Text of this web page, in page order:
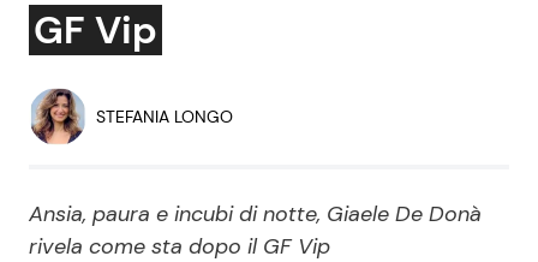
Dal Mondo
Economia
Persone Scomparse
Politica Reality e Talent
GF Vip
STEFANIA LONGO
Ansia, paura e incubi di notte, Giaele De Donà
rivela come sta dopo il GF Vip